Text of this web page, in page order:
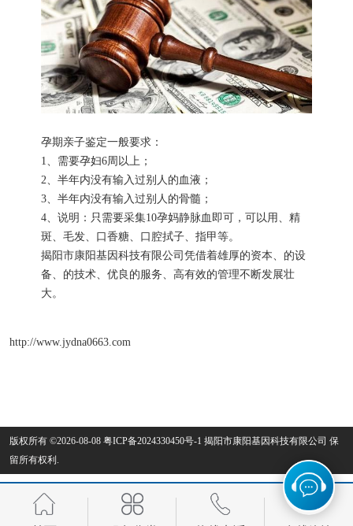
孕期亲子鉴定一般要求：
1、需要孕妇6周以上；
2、半年内没有输入过别人的血液；
3、半年内没有输入过别人的骨髓；
4、说明：只需要采集10孕妈静脉血即可，可以用、精
斑、毛发、口香糖、口腔拭子、指甲等。
揭阳市康阳基因科技有限公司凭借着雄厚的资本、的设
备、的技术、优良的服务、高有效的管理不断发展壮
大。
http://www.jydna0663.com
版权所有 ©2026-08-08 粤ICP备2024330450号-1 揭阳市康阳基因科技有限公司 保
留所有权利.